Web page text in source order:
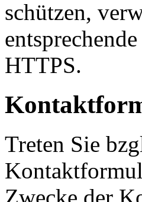
schützen,
HTTPS.
Treten Sie
Zwecke der